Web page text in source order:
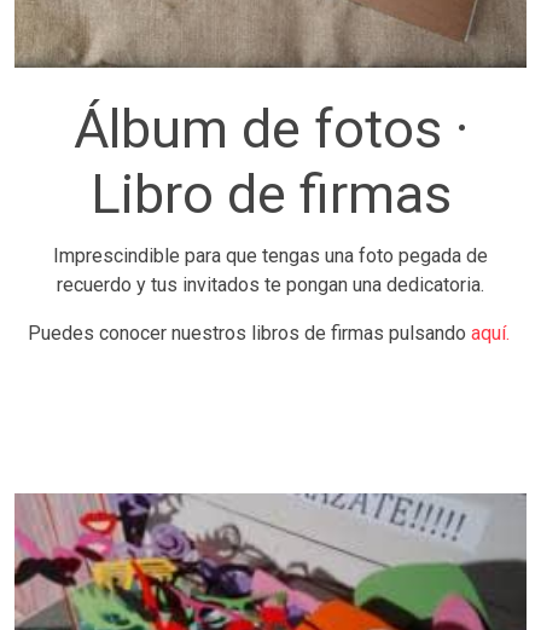
Álbum de fotos ·
Libro de firmas
Imprescindible para que tengas una foto pegada de
recuerdo y tus invitados te pongan una dedicatoria.
Puedes conocer nuestros libros de firmas pulsando aquí.